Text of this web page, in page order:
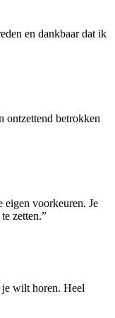
en dankbaar dat ik
ontzettend betrokken
eigen voorkeuren. Je
zetten.”
wilt horen. Heel